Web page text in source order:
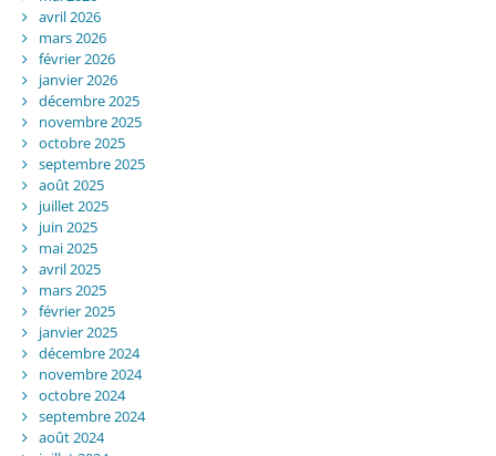
avril 2026
mars 2026
février 2026
janvier 2026
décembre 2025
novembre 2025
octobre 2025
septembre 2025
août 2025
juillet 2025
juin 2025
mai 2025
avril 2025
mars 2025
février 2025
janvier 2025
décembre 2024
novembre 2024
octobre 2024
septembre 2024
août 2024